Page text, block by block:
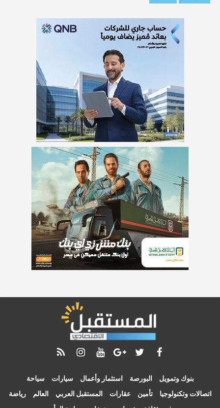
بنوك وتمويل البورصة استثمار وأعمال سيارات
سياحة
اتصالات وتكنولوجيا
تأمين عقارات المستقبل العربي العالم
رياضة